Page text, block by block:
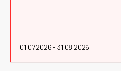
01.07.2026 - 31.08.2026